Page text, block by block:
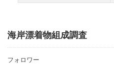
海岸漂着物組成調査
フォロワー